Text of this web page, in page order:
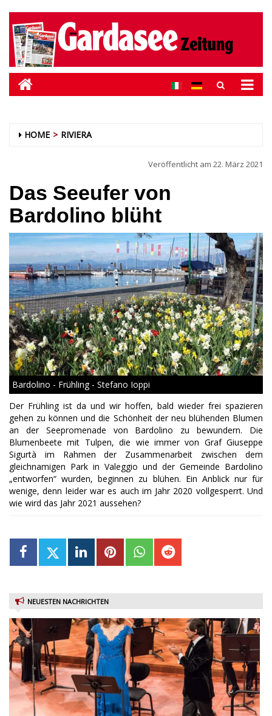
HOME RIVIERA
Veröffentlicht am 22. März 2021
Das Seeufer von
Bardolino blüht
Bardolino - Frühling - Stefano Ioppi
Der Frühling ist da und wir hoffen, bald wieder frei spazieren
gehen zu können und die Schönheit der neu blühenden Blumen
an der Seepromenade von Bardolino zu bewundern. Die
Blumenbeete mit Tulpen, die wie immer von Graf Giuseppe
Sigurtà im Rahmen der Zusammenarbeit zwischen dem
gleichnamigen Park in Valeggio und der Gemeinde Bardolino
„entworfen“ wurden, beginnen zu blühen. Ein Anblick nur für
wenige, denn leider war es auch im Jahr 2020 vollgesperrt. Und
wie wird das Jahr 2021 aussehen?
NEUESTEN NACHRICHTEN